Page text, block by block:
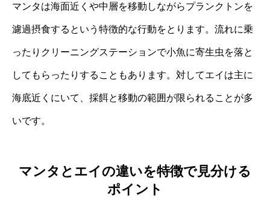
マンタは海面近くや中層を移動しながらプランクトンを
濾過摂食するという特徴的な行動をとります。流れに乗
ったりクリーニングステーションで小魚に寄生虫を落と
してもらったりすることもあります。対してエイは主に
海底近くにいて、採餌と移動の範囲が限られることが多
いです。
マンタとエイの違いを特徴で見分ける
ポイント